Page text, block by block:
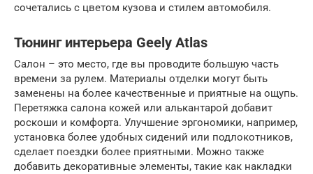
сочетались с цветом кузова и стилем автомобиля.
Тюнинг интерьера Geely Atlas
Салон – это место, где вы проводите большую часть
времени за рулем. Материалы отделки могут быть
заменены на более качественные и приятные на ощупь.
Перетяжка салона кожей или алькантарой добавит
роскоши и комфорта. Улучшение эргономики, например,
установка более удобных сидений или подлокотников,
сделает поездки более приятными. Можно также
добавить декоративные элементы, такие как накладки